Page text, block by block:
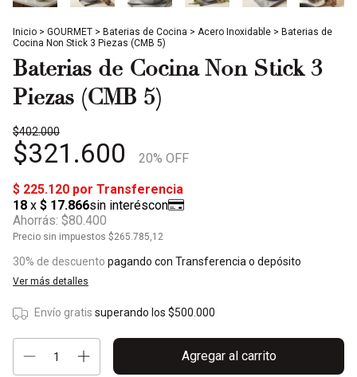
Inicio > GOURMET > Baterias de Cocina > Acero Inoxidable > Baterias de
Cocina Non Stick 3 Piezas (CMB 5)
Baterias de Cocina Non Stick 3
Piezas (CMB 5)
$402.000
$321.600 20% OFF
Ahorrás: $80.400
Precio sin impuestos $265.785,12
30% de descuento pagando con Transferencia o depósito
Ver más detalles
Envío gratis superando los $500.000